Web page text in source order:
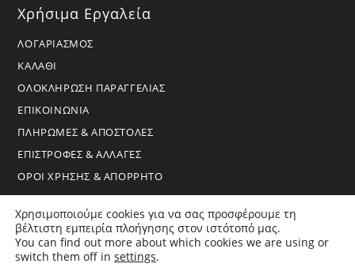
Χρήσιμα Εργαλεία
ΛΟΓΑΡΙΑΣΜΟΣ
ΚΑΛΑΘΙ
ΟΛΟΚΛΗΡΩΣΗ ΠΑΡΑΓΓΕΛΙΑΣ
ΕΠΙΚΟΙΝΩΝΙΑ
ΠΛΗΡΩΜΕΣ & ΑΠΟΣΤΟΛΕΣ
ΕΠΙΣΤΡΟΦΕΣ & ΑΛΛΑΓΕΣ
ΟΡΟΙ ΧΡΗΣΗΣ & ΑΠΟΡΡΗΤΟ
Copyright 2026 - BoraHome - All Rights Reserved
Χρησιμοποιούμε cookies για να σας προσφέρουμε τη
βέλτιστη εμπειρία πλοήγησης στον ιστότοπό μας.
You can find out more about which cookies we are using or
switch them off in settings.